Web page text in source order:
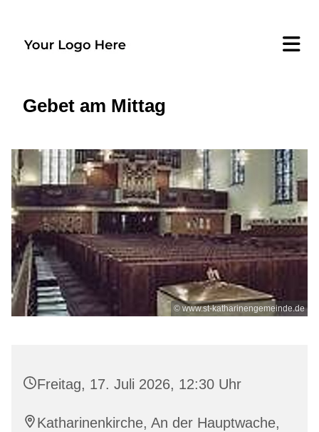
Gebet am Mittag
© www.st-katharinengemeinde.de
Freitag, 17. Juli 2026, 12:30 Uhr
Katharinenkirche, An der Hauptwache,